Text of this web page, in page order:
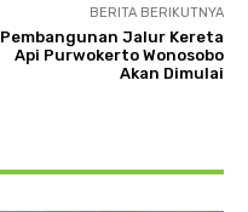
BERITA BERIKUTNYA
Pembangunan Jalur Kereta
Api Purwokerto Wonosobo
Akan Dimulai